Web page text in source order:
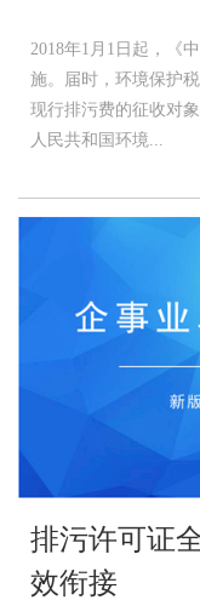
2018年1月1日起，《
施。届时，环境保护
现行排污费的征收对
人民共和国环境...
排污许可证
效衔接